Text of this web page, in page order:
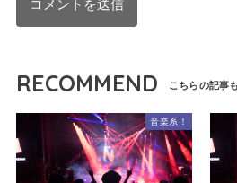
RECOMMEND
音楽系！